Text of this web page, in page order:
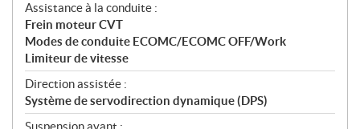
Assistance à la conduite :
Frein moteur CVT
Modes de conduite ECOMC/ECOMC OFF/Work
Limiteur de vitesse
Direction assistée :
Système de servodirection dynamique (DPS)
Suspension avant :